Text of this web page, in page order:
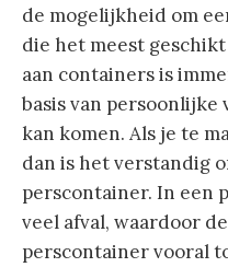
de mogelijkheid om
die het meest
aan containers is
basis van
kan komen. Als je te
dan is het verstandig
perscontainer. In een
veel afval, waardoor
perscontainer vooral